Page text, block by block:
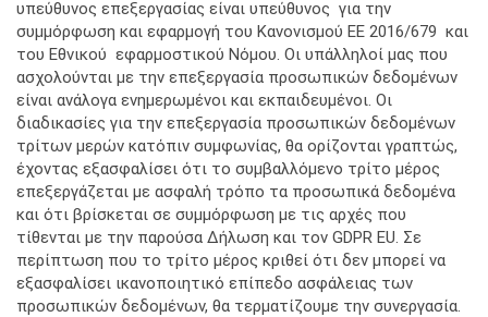
υπεύθυνος επεξεργασίας είναι υπεύθυνος για την
συμμόρφωση και εφαρμογή του Κανονισμού ΕΕ 2016/679 και
του Εθνικού εφαρμοστικού Νόμου. Οι υπάλληλοί μας που
ασχολούνται με την επεξεργασία προσωπικών δεδομένων
είναι ανάλογα ενημερωμένοι και εκπαιδευμένοι. Οι
διαδικασίες για την επεξεργασία προσωπικών δεδομένων
τρίτων μερών κατόπιν συμφωνίας, θα ορίζονται γραπτώς,
έχοντας εξασφαλίσει ότι το συμβαλλόμενο τρίτο μέρος
επεξεργάζεται με ασφαλή τρόπο τα προσωπικά δεδομένα
και ότι βρίσκεται σε συμμόρφωση με τις αρχές που
τίθενται με την παρούσα Δήλωση και τον GDPR EU. Σε
περίπτωση που το τρίτο μέρος κριθεί ότι δεν μπορεί να
εξασφαλίσει ικανοποιητικό επίπεδο ασφάλειας των
προσωπικών δεδομένων, θα τερματίζουμε την συνεργασία.